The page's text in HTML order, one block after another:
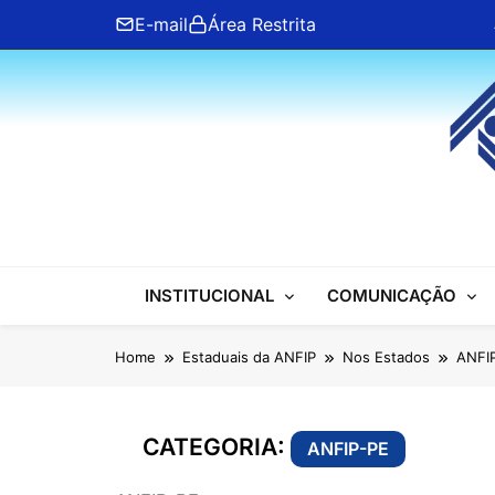
content
E-mail Área Restrita
ANFIP Nacional
INSTITUCIONAL COMUNICAÇÃO
Home Estaduais da ANFIP Nos Estados
CATEGORIA: ANFIP-PE